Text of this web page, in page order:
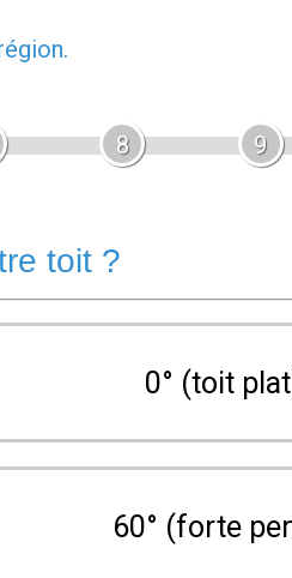
8 9
toit ?
0° (toit
60° (forte